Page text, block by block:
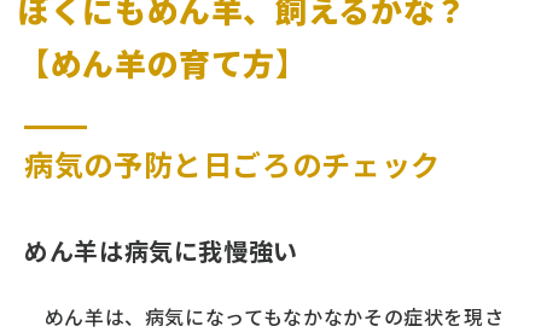
⾁⽤⽜
めん⽺
ぼくにもめん羊、飼えるかな？
【めん羊の育て方】
病気の予防と日ごろのチェック
めん羊は病気に我慢強い
めん羊は、病気になってもなかなかその症状を現さ